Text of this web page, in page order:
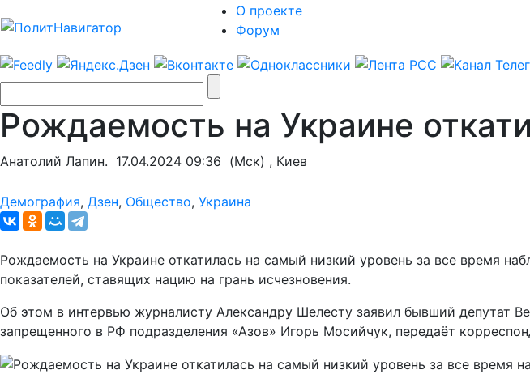
О проекте
Форум
Рождаемость на Украине
Анатолий Лапин. 17.04.2024 09:36 (Мск) , Киев
Демография, Дзен, Общество, Украина
Рождаемость на Украине откатилась на самый низкий уровень за все время
показателей, ставящих нацию на грань исчезновения.
Об этом в интервью журналисту Александру Шелесту заявил бывший депутат
запрещенного в РФ подразделения «Азов» Игорь Мосийчук, передаёт